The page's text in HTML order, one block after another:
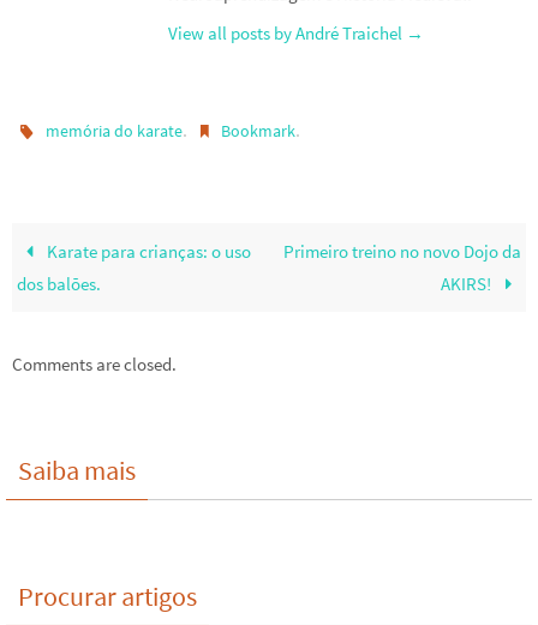
View all posts by André Traichel →
memória do karate. Bookmark.
Karate para crianças: o uso
dos balões.
Primeiro treino no novo Dojo da
AKIRS!
Comments are closed.
Saiba mais
Procurar artigos